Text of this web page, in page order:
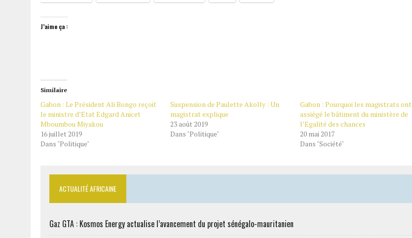
J’aime ça :
Similaire
Gabon : Le Président Ali Bongo reçoit
le ministre d’Etat Edgard Anicet
Mboumbou Miyakou
16 juillet 2019
Dans "Politique"
Suspension de Paulette Akolly : Un
magistrat explique
23 août 2019
Dans "Politique"
Gabon : Pourquoi les magistrats ont
assiégé le bâtiment du ministère de
l’Egalité des chances
20 mai 2017
Dans "Société"
ACTUALITÉ AFRICAINE
Gaz GTA : Kosmos Energy actualise l’avancement du projet sénégalo-mauritanien